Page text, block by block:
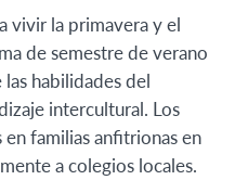
vivir la primavera y el
de semestre de verano
habilidades del
intercultural. Los
familias anfitrionas en
a colegios locales.